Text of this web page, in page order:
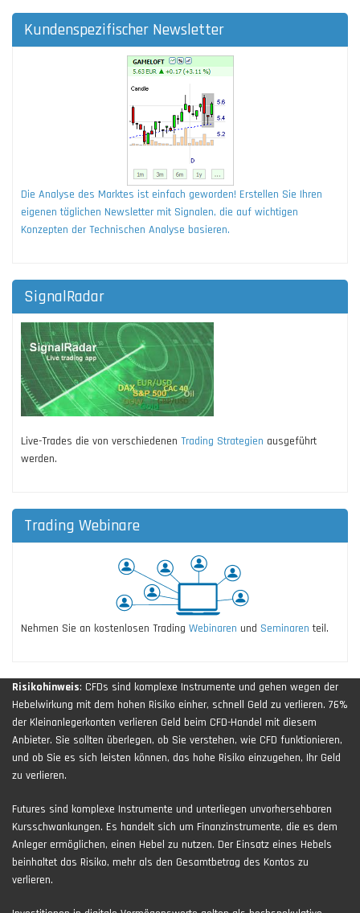
Kundenspezifischer Newsletter
Die Analyse des Marktes ist einfach geworden! Erstellen Sie Ihren
eigenen täglichen Newsletter mit Signalen, die auf wichtigen
Konzepten der Technischen Analyse basieren.
SignalRadar
Live-Trades die von verschiedenen Trading Strategien ausgeführt
werden.
Trading Webinare
Nehmen Sie an kostenlosen Trading Webinaren und Seminaren teil.
Risikohinweis: CFDs sind komplexe Instrumente und gehen wegen der
Hebelwirkung mit dem hohen Risiko einher, schnell Geld zu verlieren. 76%
der Kleinanlegerkonten verlieren Geld beim CFD-Handel mit diesem
Anbieter. Sie sollten überlegen, ob Sie verstehen, wie CFD funktionieren,
und ob Sie es sich leisten können, das hohe Risiko einzugehen, Ihr Geld
zu verlieren.
Futures sind komplexe Instrumente und unterliegen unvorhersehbaren
Kursschwankungen. Es handelt sich um Finanzinstrumente, die es dem
Anleger ermöglichen, einen Hebel zu nutzen. Der Einsatz eines Hebels
beinhaltet das Risiko, mehr als den Gesamtbetrag des Kontos zu
verlieren.